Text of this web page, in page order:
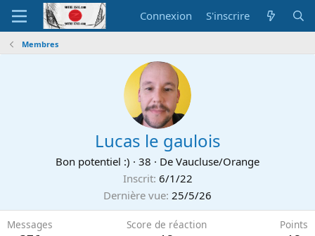
Connexion S'inscrire
Membres
Lucas le gaulois
Bon potentiel :) · 38 · De Vaucluse/Orange
Inscrit 6/1/22
Dernière vue 25/5/26
Messages Score de réaction Points